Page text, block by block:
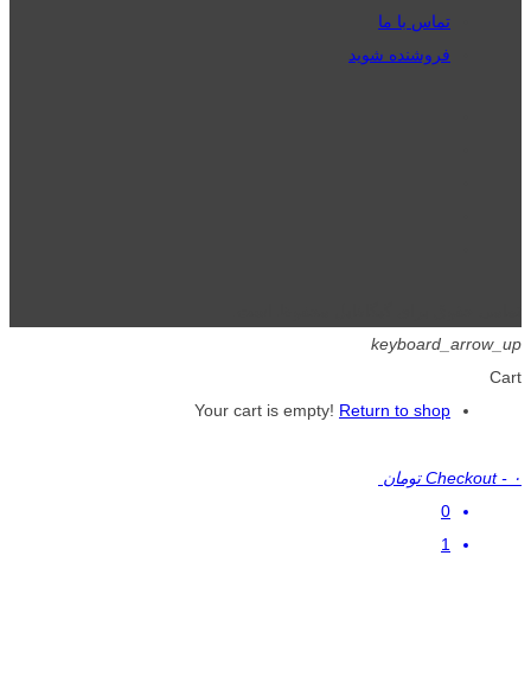
تماس با ما
فروشنده شوید
keyboard_arrow_up
Cart
Your cart is empty! Return to shop
Checkout - ۰ تومان
0
1